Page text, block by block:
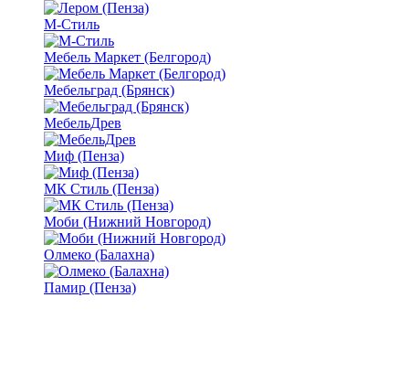
М-Стиль
Мебель Маркет (Белгород)
Мебельград (Брянск)
МебельДрев
Миф (Пенза)
МК Стиль (Пенза)
Моби (Нижний Новгород)
Олмеко (Балахна)
Памир (Пенза)